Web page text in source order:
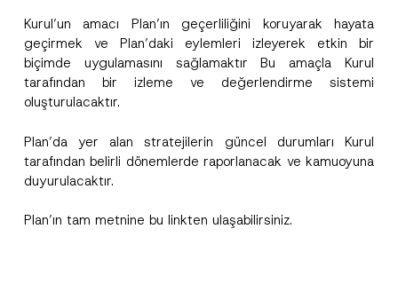
Kurul’un amacı Plan’ın geçerliliğini koruyarak hayata
geçirmek ve Plan’daki eylemleri izleyerek etkin bir
biçimde uygulamasını sağlamaktır Bu amaçla Kurul
tarafından bir izleme ve değerlendirme sistemi
oluşturulacaktır.
Plan’da yer alan stratejilerin güncel durumları Kurul
tarafından belirli dönemlerde raporlanacak ve kamuoyuna
duyurulacaktır.
Plan’ın tam metnine bu linkten ulaşabilirsiniz.
o
t
i
c
*
v
e
*
GÖNDER